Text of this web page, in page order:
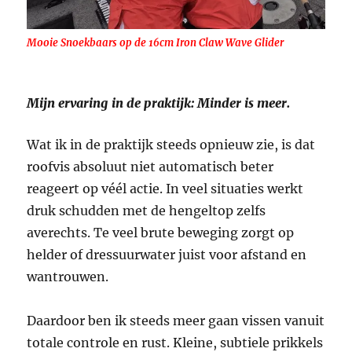
Mooie Snoekbaars op de 16cm Iron Claw Wave Glider
Mijn ervaring in de praktijk: Minder is meer.
Wat ik in de praktijk steeds opnieuw zie, is dat
roofvis absoluut niet automatisch beter
reageert op véél actie. In veel situaties werkt
druk schudden met de hengeltop zelfs
averechts. Te veel brute beweging zorgt op
helder of dressuurwater juist voor afstand en
wantrouwen.
Daardoor ben ik steeds meer gaan vissen vanuit
totale controle en rust. Kleine, subtiele prikkels